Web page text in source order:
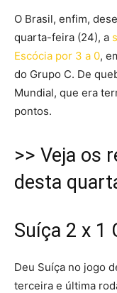
O Brasil, enfim,
quarta-feira (24), a
Escócia por 3 a 0,
do Grupo C. De
Mundial, que era
pontos.
>> Veja os
desta
Suíça 2 x 1
Deu Suíça no jogo
terceira e última